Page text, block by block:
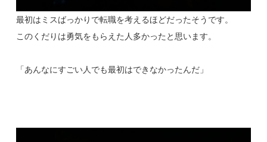
最初はミスばっかりで転職を考えるほどだったそうです。
このくだりは勇気をもらえた人多かったと思います。
「あんなにすごい人でも最初はできなかったんだ」